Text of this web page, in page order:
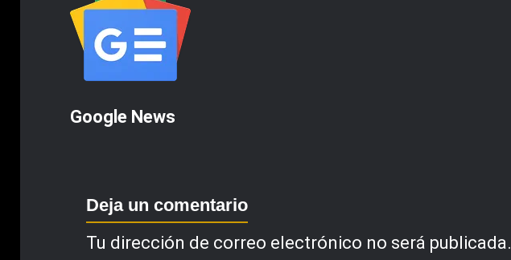
Google News
Deja un comentario
Tu dirección de correo electrónico no será publicada.